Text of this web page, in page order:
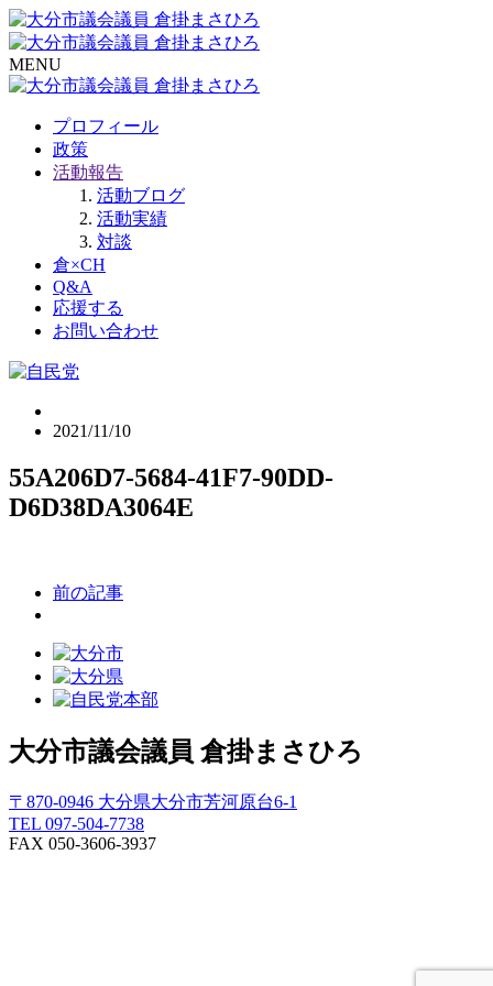
MENU
プロフィール
政策
活動報告
活動ブログ
活動実績
対談
倉×CH
Q&A
応援する
お問い合わせ
2021/11/10
55A206D7-5684-41F7-90DD-
D6D38DA3064E
前の記事
大分市議会議員 倉掛まさひろ
〒870-0946 大分県大分市芳河原台6-1
TEL 097-504-7738
FAX 050-3606-3937